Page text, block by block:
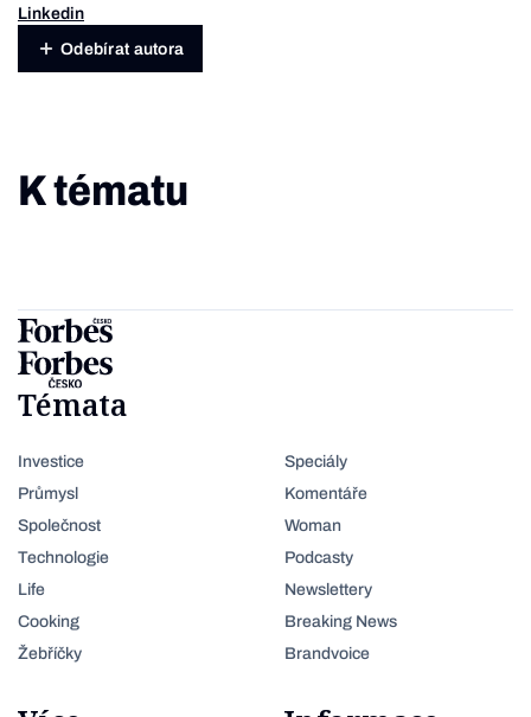
Linkedin
Odebírat autora
K tématu
Témata
Investice
Průmysl
Společnost
Technologie
Life
Cooking
Žebříčky
Speciály
Komentáře
Woman
Podcasty
Newslettery
Breaking News
Brandvoice